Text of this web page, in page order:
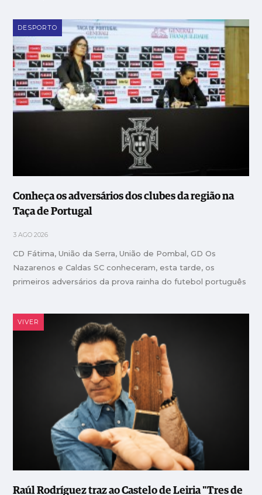
DESPORTO
Conheça os adversários dos clubes da região na
Taça de Portugal
3 AGO 2026
CD Fátima, União da Serra, União de Pombal, GD Os
Nazarenos e Caldas SC conheceram, esta tarde, os
primeiros adversários da prova rainha do futebol português
VIVER
Raúl Rodríguez traz ao Castelo de Leiria "Tres de